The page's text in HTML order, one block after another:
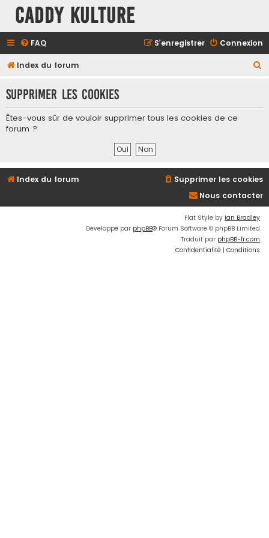
Caddy Kulture
FAQ Connexion
S’enregistrer
Index du forum
h
r
Supprimer les cookies
Êtes-vous sûr de vouloir supprimer tous les cookies de ce
forum ?
Index du forum
Supprimer les cookies
Nous contacter
Flat Style by Ian Bradley
Développé par phpBB® Forum Software © phpBB Limited
Traduit par phpBB-fr.com
Confidentialité | Conditions